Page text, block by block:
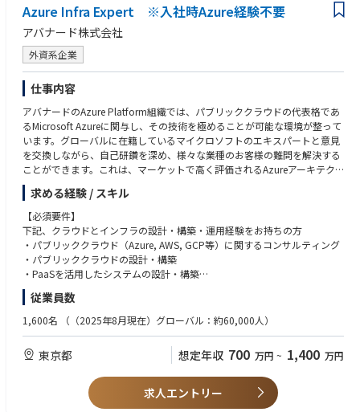
https://herp.careers/v1/nscareer/bLrdi1BmifIK
▼サーバーアプリケーションエンジニア（決済関連システム）
https://herp.careers/v1/nscareer/6fWhZUEJvoag
▼サーバーアプリケーションエンジニア（ゲームサーバーフレームワー
ク）
https://herp.careers/v1/nscareer/48xbRm41O46d
▼サーバーアプリケーションエンジニア（ゲームサーバーアプリケーショ
ン）
https://herp.careers/v1/nscareer/ZW6JAH1RKAjy
▼サーバーアプリケーションエンジニア（ニンテンドーアカウント基盤）
https://herp.careers/v1/nscareer/AOFdY6YTWOmT
▼サーバーアプリケーションエンジニア（DRMサーバー）
https://herp.careers/v1/nscareer/OmuZqNJ-y9Xf
▼サーバーアプリケーションエンジニア（メディア配信基盤）
https://herp.careers/v1/nscareer/GmljQRqO2HWT
▼サーバーアプリケーションエンジニア（eコマース）
https://herp.careers/v1/nscareer/H5KjdCslhtuK
業務内容の変更の範囲：会社の定める業務
・発生した事象に対して本質の課題に向き合える方
・課題や課題に向けた対応を正しく伝えるための言語化能力のある方
・開発時に苦労してでも、長い目で見た時に運用しやすくするにはどうし
たらいいかを考え抜く力のある方
・最後までやり切る粘り強さのある方
Azure Infra Expert ※入社時Azure経験不要
アバナード株式会社
外資系企業
仕事内容
アバナードのAzure Platform組織では、パブリッククラウドの代表格であ
るMicrosoft Azureに関与し、その技術を極めることが可能な環境が整って
います。グローバルに在籍しているマイクロソフトのエキスパートと意見
を交換しながら、自己研鑽を深め、様々な業種のお客様の難問を解決する
ことができます。これは、マーケットで高く評価されるAzureアーキテク
トとしてのキャリアを築くための絶好のポジションです。これまでにAzur
e以外のクラウド（AWS、GCP等）を主に経験された方も、既存の知識を
活かしながら新たな挑戦をすることが可能です。
【具体的な業務内容】
・Microsoft Azureを活用したクラウドシステムの提案から設計、構築、導
入までを含めた、各種プロジェクトへの参加
クトによる）
・ITコンサルティングの提供（お客様の課題をヒアリングし、企画提案か
ら運用まで一貫して対応）
【アバナードで働くことの魅力 】
ディングカンパニーで働くこと
・19度目のマイクロソフト グローバル SI パートナー アワードを受賞（20
求める経験 / スキル
【必須要件】
下記、クラウドとインフラの設計・構築・運用経験をお持ちの方
・パブリッククラウド（Azure, AWS, GCP等）に関するコンサルティング
・パブリッククラウドの設計・構築
・PaaSを活用したシステムの設計・構築
・オンプレミスまたはプライベートクラウド環境のインフラの設計・構築
等
目的に沿った資料の作成、プレゼンテーション経験
ビジネスレベルの日本語（JLPT:N1目安）
・PMO、ITコンサルティング経験
従業員数
1,600名 （（2025年8月現在）グローバル：約60,000人）
東京都 想定年収 700 万円 ~ 1,400 万円
求人エントリー